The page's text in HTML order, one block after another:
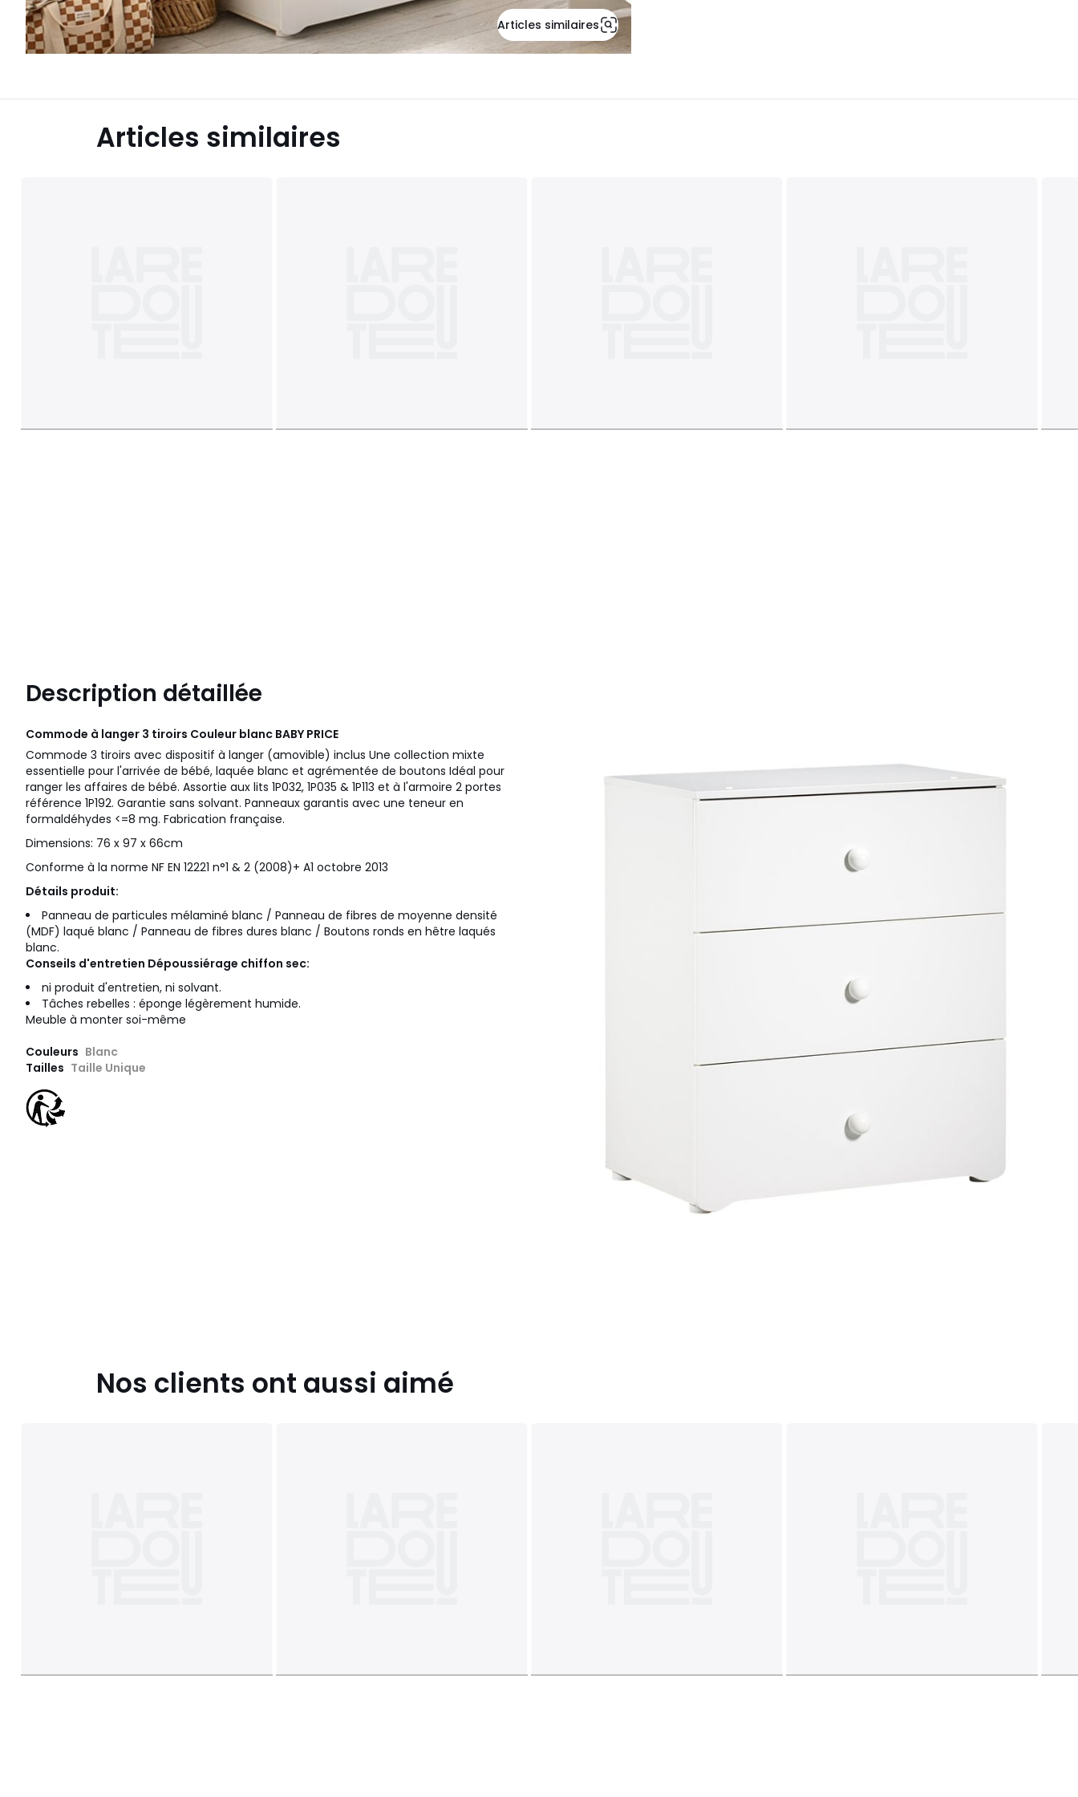
Articles similaires
Articles similaires
Description détaillée
Commode à langer 3 tiroirs Couleur blanc BABY PRICE
Commode 3 tiroirs avec dispositif à langer (amovible) inclus Une collection mixte
essentielle pour l'arrivée de bébé, laquée blanc et agrémentée de boutons Idéal pour
ranger les affaires de bébé. Assortie aux lits 1P032, 1P035 & 1P113 et à l'armoire 2 portes
référence 1P192. Garantie sans solvant. Panneaux garantis avec une teneur en
formaldéhydes <=8 mg. Fabrication française.
Dimensions: 76 x 97 x 66cm
Conforme à la norme NF EN 12221 n°1 & 2 (2008)+ A1 octobre 2013
Détails produit:
Panneau de particules mélaminé blanc / Panneau de fibres de moyenne densité
(MDF) laqué blanc / Panneau de fibres dures blanc / Boutons ronds en hêtre laqués
blanc.
Conseils d'entretien Dépoussiérage chiffon sec:
ni produit d'entretien, ni solvant.
Tâches rebelles : éponge légèrement humide.
Meuble à monter soi-même
Couleurs Blanc
Tailles Taille Unique
Nos clients ont aussi aimé